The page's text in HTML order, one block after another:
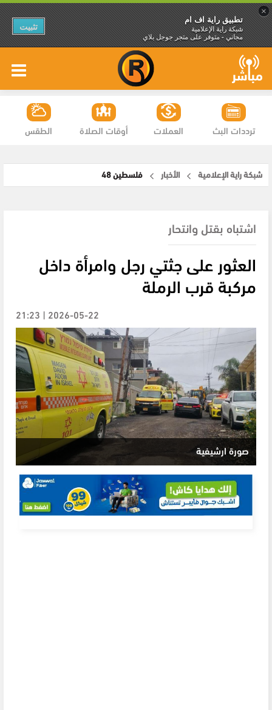
×
تطبيق راية اف ام
شبكة راية الإعلامية
مجاني - متوفر على متجر جوجل بلاي
تثبيت
الطقس أوقات الصلاة العملات ترددات البث
شبكة راية الإعلامية الأخبار فلسطين 48
اشتباه بقتل وانتحار
العثور على جثتي رجل وامرأة داخل
مركبة قرب الرملة
2026-05-22 | 21:23
صورة ارشيفية